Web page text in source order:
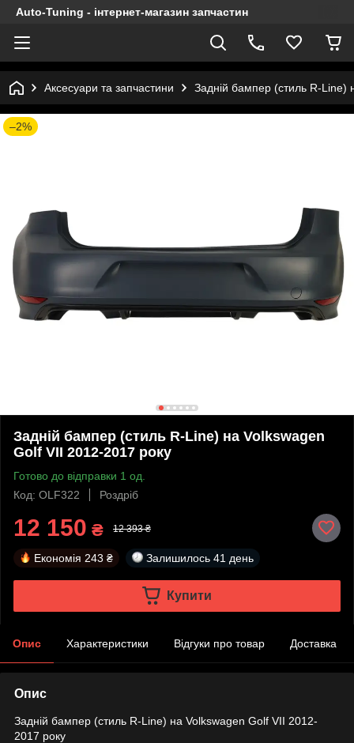
Auto-Tuning - інтернет-магазин запчастин
Аксесуари та запчастини Задній бампер (стиль R-Line)
–2%
Задній бампер (стиль R-Line) на Volkswagen
Golf VII 2012-2017 року
Готово до відправки 1 од.
Код: OLF322
Роздріб
12 150 ₴ 12 393 ₴
Економія 243 ₴ Залишилось 41 день
Купити
Опис Характеристики Відгуки про товар Доставка
Опис
Задній бампер (стиль R-Line) на Volkswagen Golf VII 2012-
2017 року